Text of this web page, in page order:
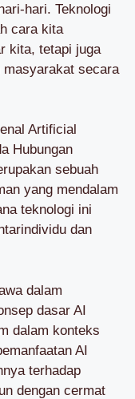
hari. Teknologi
cara kita
kita, tetapi juga
masyarakat secara
Artificial
Hubungan
sebuah
yang mendalam
teknologi ini
dan
dalam
dasar AI
dalam konteks
AI
terhadap
dengan cermat